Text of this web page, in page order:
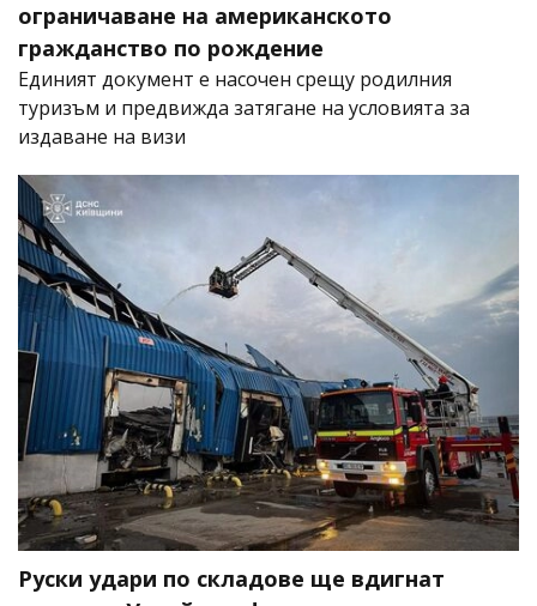
ограничаване на американското
гражданство по рождение
Единият документ е насочен срещу родилния
туризъм и предвижда затягане на условията за
издаване на визи
Руски удари по складове ще вдигнат